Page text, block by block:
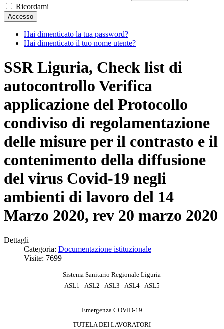
Ricordami
Accesso
Hai dimenticato la tua password?
Hai dimenticato il tuo nome utente?
SSR Liguria, Check list di
autocontrollo Verifica
applicazione del Protocollo
condiviso di regolamentazione
delle misure per il contrasto e il
contenimento della diffusione
del virus Covid-19 negli
ambienti di lavoro del 14
Marzo 2020, rev 20 marzo 2020
Dettagli
Categoria: Documentazione istituzionale
Visite: 7699
Sistema Sanitario Regionale Liguria
ASL1 - ASL2 - ASL3 - ASL4 - ASL5
Emergenza COVID-19
TUTELA DEI LAVORATORI